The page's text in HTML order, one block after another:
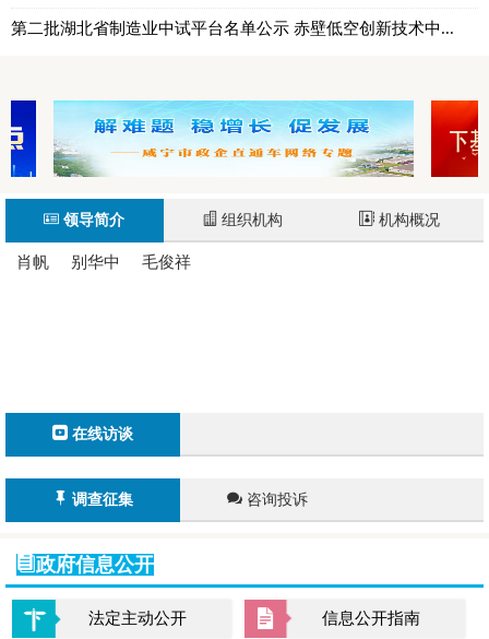
第二批湖北省制造业中试平台名单公示 赤壁低空创新技术中...
领导简介 组织机构 机构概况
肖帆 别华中 毛俊祥
在线访谈
调查征集 咨询投诉
政府信息公开
法定主动公开 信息公开指南